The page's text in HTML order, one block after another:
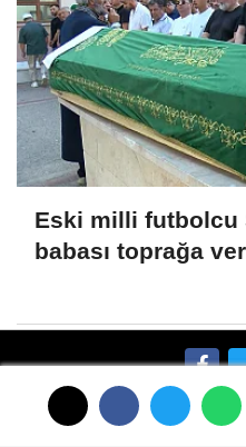
Eski milli futbolcu
babası toprağa
Künye İletişim Gizlilik